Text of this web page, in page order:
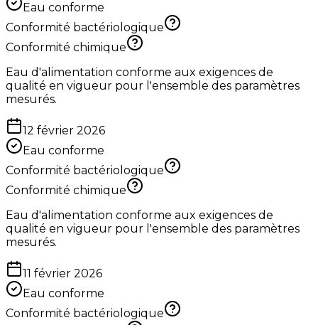
Eau conforme
Conformité bactériologique
Conformité chimique
Eau d'alimentation conforme aux exigences de
qualité en vigueur pour l'ensemble des paramètres
mesurés.
12 février 2026
Eau conforme
Conformité bactériologique
Conformité chimique
Eau d'alimentation conforme aux exigences de
qualité en vigueur pour l'ensemble des paramètres
mesurés.
11 février 2026
Eau conforme
Conformité bactériologique